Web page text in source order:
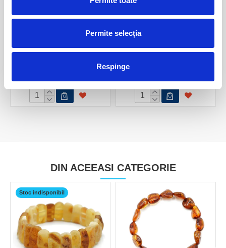
Permite selecția
Respinge
Bratara chihlimbar mix culori
Bratara chihlimbar
DIN ACEEASI CATEGORIE
Stoc indisponibil